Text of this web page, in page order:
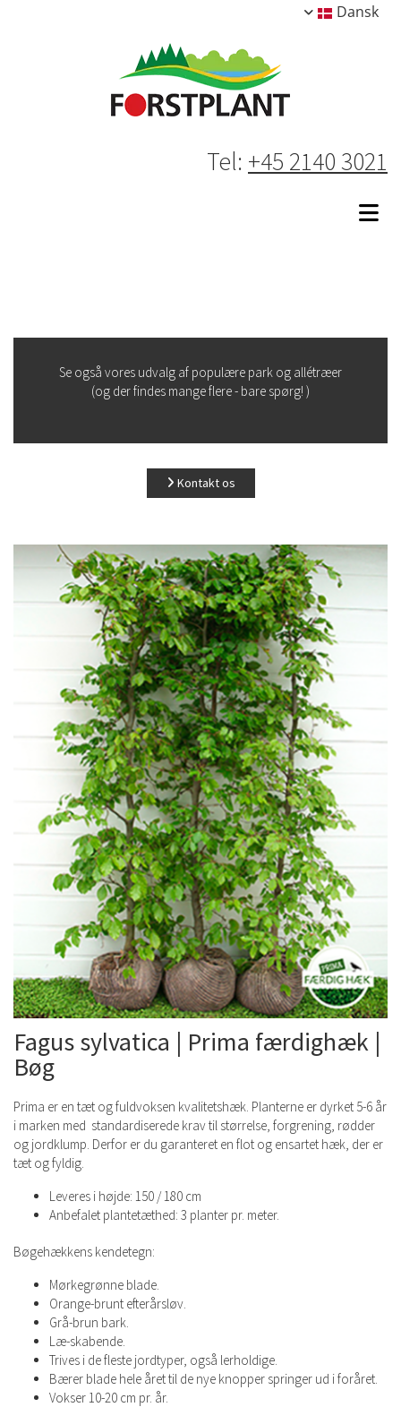
Dansk
Tel: +45 2140 3021
Se også vores udvalg af populære park og allétræer
(og der findes mange flere - bare spørg! )
Kontakt os
Fagus sylvatica | Prima færdighæk |
Bøg
Prima er en tæt og fuldvoksen kvalitetshæk. Planterne er dyrket 5-6 år
i marken med standardiserede krav til størrelse, forgrening, rødder
og jordklump. Derfor er du garanteret en flot og ensartet hæk, der er
tæt og fyldig.
Leveres i højde: 150 / 180 cm
Anbefalet plantetæthed: 3 planter pr. meter.
Bøgehækkens kendetegn:
Mørkegrønne blade.
Orange-brunt efterårsløv.
Grå-brun bark.
Læ-skabende.
Trives i de fleste jordtyper, også lerholdige.
Bærer blade hele året til de nye knopper springer ud i foråret.
Vokser 10-20 cm pr. år.